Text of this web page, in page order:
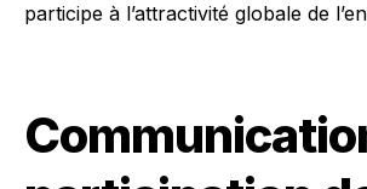
participe à l’attractivité globale de